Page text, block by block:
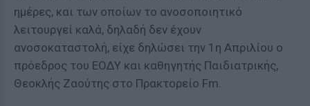
ημέρες, και των οποίων το ανοσοποιητικό
λειτουργεί καλά, δηλαδή δεν έχουν
ανοσοκαταστολή, είχε δηλώσει την 1η Απριλίου ο
πρόεδρος του ΕΟΔΥ και καθηγητής Παιδιατρικής,
Θεοκλής Ζαούτης στο Πρακτορείο Fm.